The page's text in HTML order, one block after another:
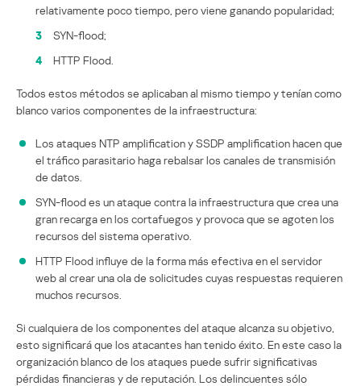
relativamente poco tiempo, pero viene ganando popularidad;
3
SYN-flood;
4
HTTP Flood.
Todos estos métodos se aplicaban al mismo tiempo y tenían como
blanco varios componentes de la infraestructura:
Los ataques NTP amplification y SSDP amplification hacen que
el tráfico parasitario haga rebalsar los canales de transmisión
de datos.
SYN-flood es un ataque contra la infraestructura que crea una
gran recarga en los cortafuegos y provoca que se agoten los
recursos del sistema operativo.
HTTP Flood influye de la forma más efectiva en el servidor
web al crear una ola de solicitudes cuyas respuestas requieren
muchos recursos.
Si cualquiera de los componentes del ataque alcanza su objetivo,
esto significará que los atacantes han tenido éxito. En este caso la
organización blanco de los ataques puede sufrir significativas
pérdidas financieras y de reputación. Los delincuentes sólo